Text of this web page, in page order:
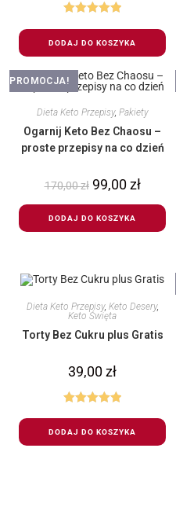
5.00na 5
DODAJ DO KOSZYKA
PROMOCJA!
Dieta Keto Przepisy, Pakiety
Ogarnij Keto Bez Chaosu –
proste przepisy na co dzień
170,00zł 99,00zł
DODAJ DO KOSZYKA
Dieta Keto Przepisy, Keto Desery,
Keto Święta
Torty Bez Cukru plus Gratis
39,00zł
5.00na 5
DODAJ DO KOSZYKA